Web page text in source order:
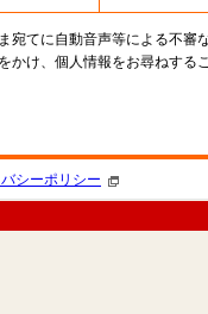
宛てに自動音声等による不審
かけ、個人情報をお尋ねする
シーポリシー